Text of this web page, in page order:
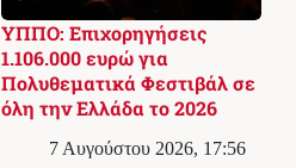
ΥΠΠΟ: Επιχορηγήσεις
1.106.000 ευρώ για
Πολυθεματικά Φεστιβάλ σε
όλη την Ελλάδα το 2026
7 Αυγούστου 2026, 17:56